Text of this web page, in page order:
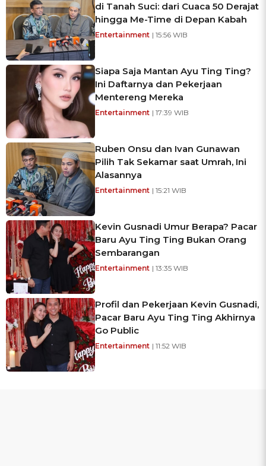
di Tanah Suci: dari Cuaca 50 Derajat
hingga Me-Time di Depan Kabah
Entertainment | 15:56 WIB
Siapa Saja Mantan Ayu Ting Ting?
Ini Daftarnya dan Pekerjaan
Mentereng Mereka
Entertainment | 17:39 WIB
Ruben Onsu dan Ivan Gunawan
Pilih Tak Sekamar saat Umrah, Ini
Alasannya
Entertainment | 15:21 WIB
Kevin Gusnadi Umur Berapa? Pacar
Baru Ayu Ting Ting Bukan Orang
Sembarangan
Entertainment | 13:35 WIB
Profil dan Pekerjaan Kevin Gusnadi,
Pacar Baru Ayu Ting Ting Akhirnya
Go Public
Entertainment | 11:52 WIB